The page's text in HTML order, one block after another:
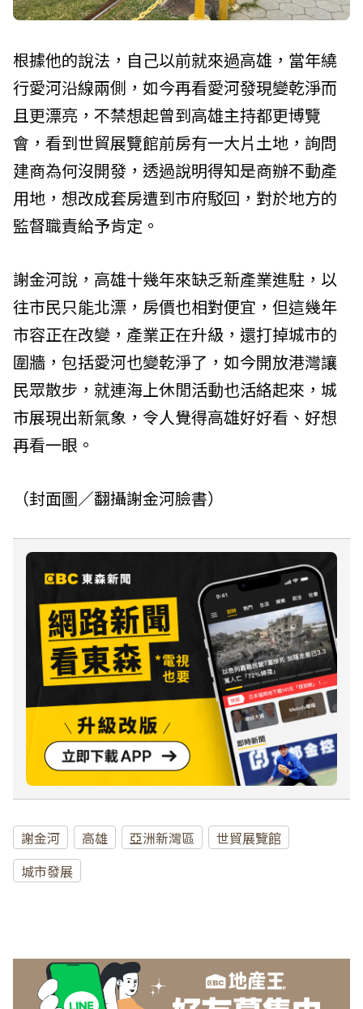
根據他的說法，自己以前就來過高雄，當年繞
行愛河沿線兩側，如今再看愛河發現變乾淨而
且更漂亮，不禁想起曾到高雄主持都更博覽
會，看到世貿展覽館前房有一大片土地，詢問
建商為何沒開發，透過說明得知是商辦不動產
用地，想改成套房遭到市府駁回，對於地方的
監督職責給予肯定。
謝金河說，高雄十幾年來缺乏新產業進駐，以
往市民只能北漂，房價也相對便宜，但這幾年
市容正在改變，產業正在升級，還打掉城市的
圍牆，包括愛河也變乾淨了，如今開放港灣讓
民眾散步，就連海上休閒活動也活絡起來，城
市展現出新氣象，令人覺得高雄好好看、好想
再看一眼。
（封面圖／翻攝謝金河臉書）
謝金河 高雄 亞洲新灣區
世貿展覽館
城市發展